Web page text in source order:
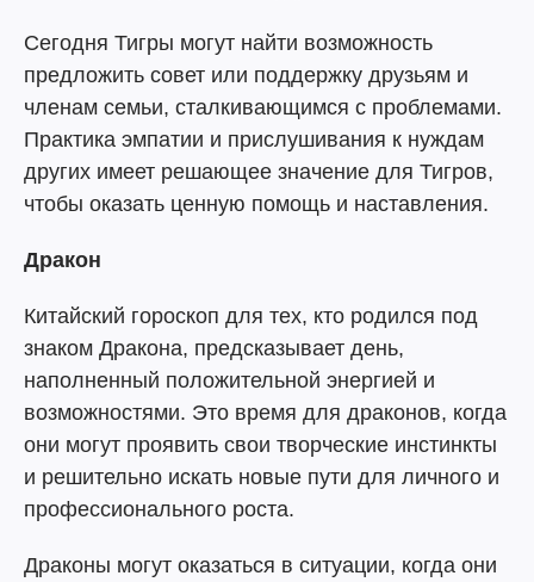
Сегодня Тигры могут найти возможность
предложить совет или поддержку друзьям и
членам семьи, сталкивающимся с проблемами.
Практика эмпатии и прислушивания к нуждам
других имеет решающее значение для Тигров,
чтобы оказать ценную помощь и наставления.
Дракон
Китайский гороскоп для тех, кто родился под
знаком Дракона, предсказывает день,
наполненный положительной энергией и
возможностями. Это время для драконов, когда
они могут проявить свои творческие инстинкты
и решительно искать новые пути для личного и
профессионального роста.
Драконы могут оказаться в ситуации, когда они